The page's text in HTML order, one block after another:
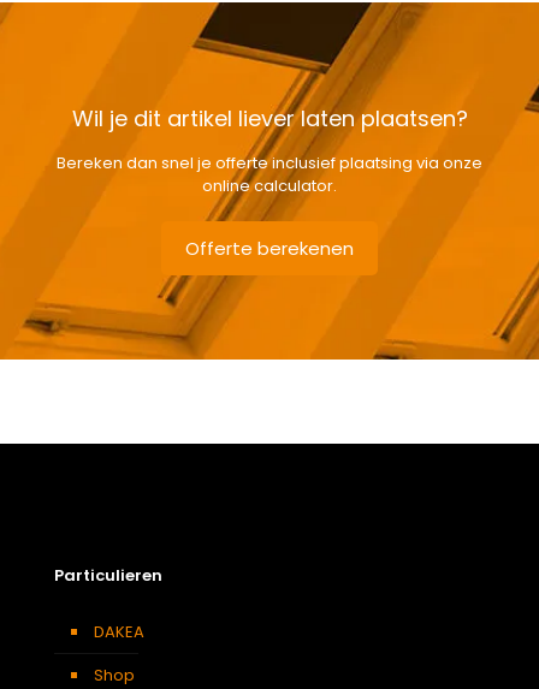
Wil je dit artikel liever laten plaatsen?
Bereken dan snel je offerte inclusief plaatsing via onze
online calculator.
Offerte berekenen
Particulieren
DAKEA
Shop